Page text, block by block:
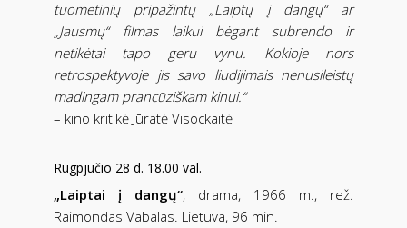
tuometinių pripažintų „Laiptų į dangų“ ar
„Jausmų“ filmas laikui bėgant subrendo ir
netikėtai tapo geru vynu. Kokioje nors
retrospektyvoje jis savo liudijimais nenusileistų
madingam prancūziškam kinui.“
– kino kritikė Jūratė Visockaitė
Rugpjūčio 28 d. 18.00 val.
„Laiptai į dangų“, drama, 1966 m., rež.
Raimondas Vabalas. Lietuva, 96 min.